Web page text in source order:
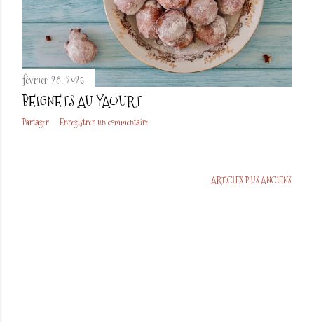
l
e
s
février 28, 2025
BEIGNETS AU YAOURT
Partager Enregistrer un commentaire
ARTICLES PLUS ANCIENS